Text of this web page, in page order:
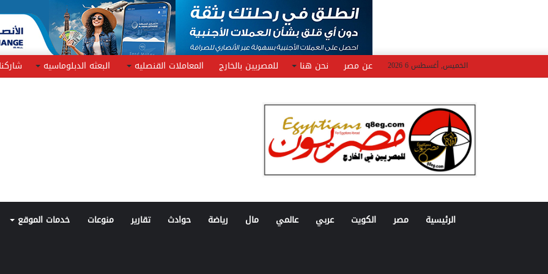
الخميس, أغسطس 6 2026 عن مصر نحن هنا للمصريين بالخارج المعاملات القنصليه البعثه الدبلوماسيه شاركنا
الرئيسية مصر الكويت عربي عالمي مال رياضة حوادث تقارير منوعات خدمات الموقع